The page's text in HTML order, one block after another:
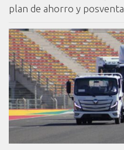
plan de ahorro y posventa